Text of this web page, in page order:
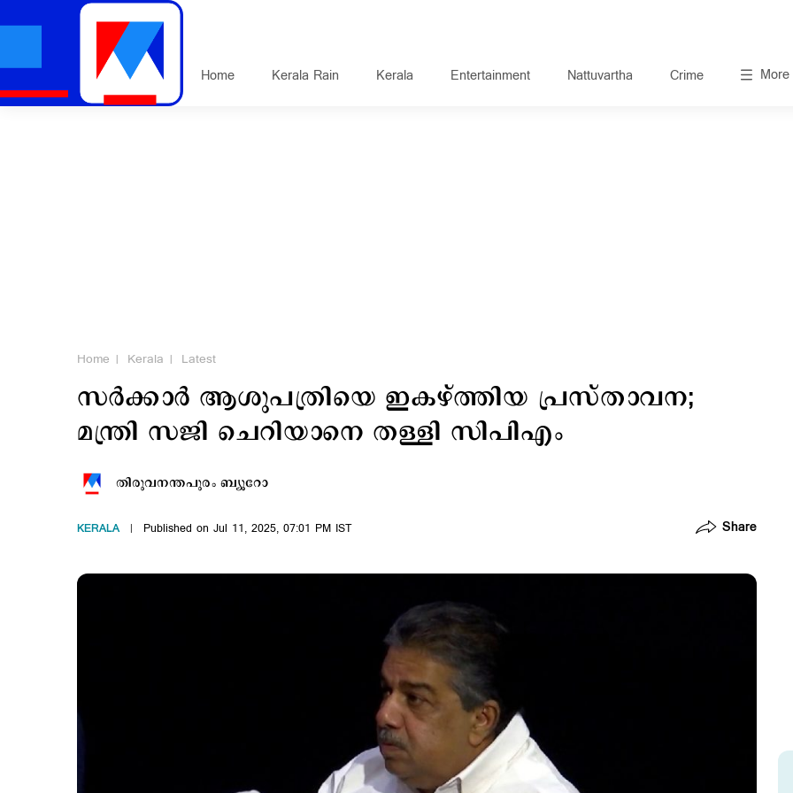
Home Kerala Rain Kerala Entertainment Nattuvartha Crime More
Home Kerala Latest
സര്‍ക്കാര്‍ ആശുപത്രിയെ ഇകഴ്ത്തിയ പ്രസ്താവന;
മന്ത്രി സജി ചെറിയാനെ തള്ളി സിപിഎം
തിരുവനന്തപുരം ബ്യൂറോ
KERALA Published on Jul 11, 2025, 07:01 PM IST Share